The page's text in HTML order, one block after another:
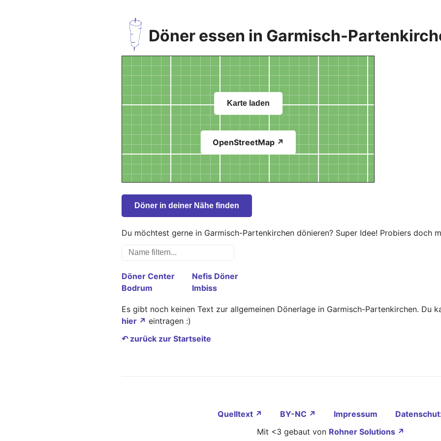
Döner essen in Garmisch-
Karte laden
OpenStreetMap ↗
Döner in deiner Nähe finden
Du möchtest gerne in Garmisch-Partenkirchen dönieren? Super Idee! Probiers doch
Döner Center
Bodrum
Nefis Döner
Imbiss
Es gibt noch keinen Text zur allgemeinen Dönerlage in Garmisch-Partenkirchen. Du
hier ↗ eintragen :)
↶ zurück zur Startseite
Quelltext ↗ BY-NC ↗ Impressum
Mit <3 gebaut von Rohner Solutions ↗